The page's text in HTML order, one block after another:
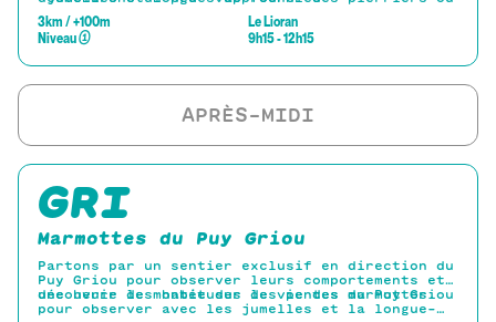
téléphérique
3km / +100m
Niveau①
Le Lioran
9h15 - 12h15
GRI
Marmottes du Puy Griou
Partons par un sentier exclusif en direction du
Puy Griou pour observer leurs comportements et
découvrir les habitudes de vie des marmottes.
une heure de montée sur les pentes du Puy Griou
pour observer avec les jumelles et la longue-